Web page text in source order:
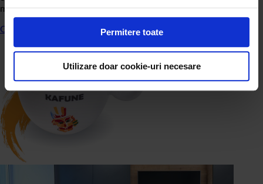
Permitere toate
Utilizare doar cookie-uri necesare
măcinare.
Citește mai departe